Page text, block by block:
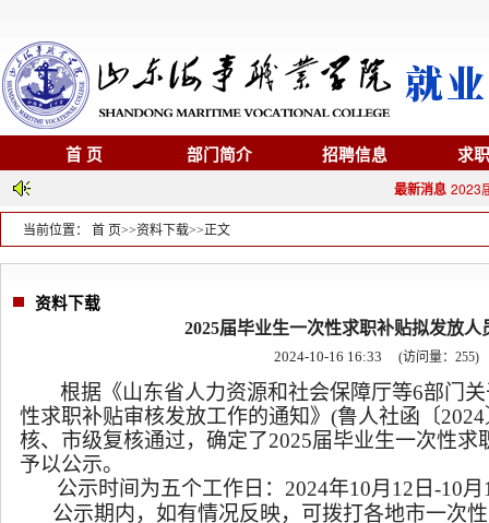
首 页 部门简介 招聘信息 求
最新消息 2023
当前位置： 首 页>>资料下载>>正文
资料下载
2025届毕业生一次性求职补贴拟发放人
2024-10-16 16:33 (访问量： 255)
根据《山东省人力资源和社会保障厅等6部门
性求职补贴审核发放工作的通知》(鲁人社函〔
核、市级复核通过，确定了2025届毕业生一次性求
予以公示。
公示时间为五个工作日：2024年10月12日-10月
公示期内，如有情况反映，可拨打各地市一次